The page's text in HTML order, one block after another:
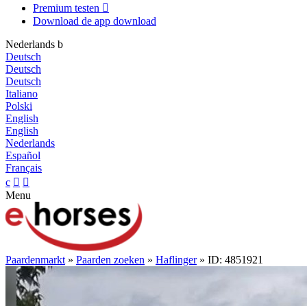
Premium testen 
Download de app download
Nederlands b
Deutsch
Deutsch
Deutsch
Italiano
Polski
English
English
Nederlands
Español
Français
c  
Menu
Paardenmarkt » Paarden zoeken » Haflinger» ID: 4851921